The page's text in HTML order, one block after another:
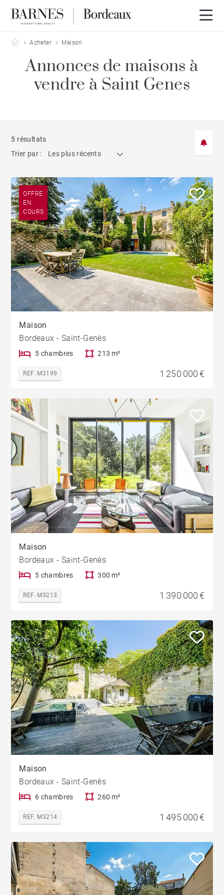
Barnes Bordeaux
Acheter Maison
Annonces de maisons à
vendre à Saint Genes
5 résultats
Trier par :
Les plus récents
OFFRE
EN
COURS
Maison
Bordeaux - Saint-Genès
5 chambres 213 m²
REF. M3199 1 250 000 €
Maison
Bordeaux - Saint-Genès
5 chambres 300 m²
REF. M3213 1 390 000 €
Maison
Bordeaux - Saint-Genès
6 chambres 260 m²
REF. M3214 1 495 000 €